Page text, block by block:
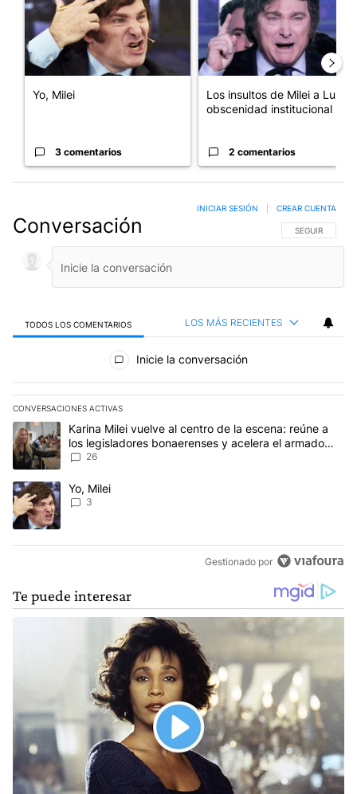
Yo, Milei
3 comentarios
Los insultos de Milei a Lula:
obscenidad institucional
2 comentarios
Conversación SIGA ESTA
SEGUIR
INICIAR SESIÓN CREAR CUENTA
TODOS LOS COMENTARIOS LOS MÁS RECIENTES
Todos los comentarios
Inicie la conversación
CONVERSACIONES ACTIVAS
Este listado muestra los artículos con más comentarios en los
Un artículo de tendencia con el título "Karina Milei vuelve al
Karina Milei vuelve al centro de la escena: reúne a
los legisladores bonaerenses y acelera el armado
para 2027
26
Un artículo de tendencia con el título "Yo, Milei" con 3
Yo, Milei
3
Gestionado por